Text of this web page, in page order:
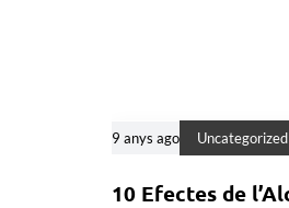
9 anys ago Uncategorized
10 Efectes de